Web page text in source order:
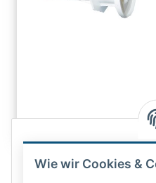
Wie wir Cookies &